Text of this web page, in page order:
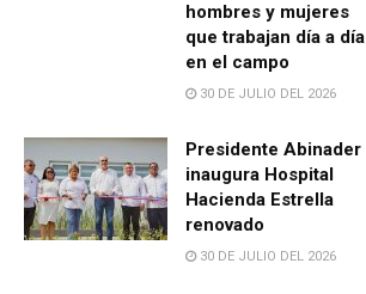
hombres y mujeres
que trabajan día a día
en el campo
30 DE JULIO DEL 2026
Presidente Abinader
inaugura Hospital
Hacienda Estrella
renovado
30 DE JULIO DEL 2026